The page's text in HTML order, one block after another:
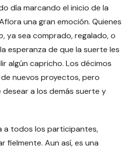
día marcando el inicio de la
una gran emoción. Quienes
, ya sea comprado, regalado, o
esperanza de que la suerte les
algún capricho. Los décimos
nuevos proyectos, pero
a los demás suerte y
a todos los participantes,
fielmente. Aun así, es una